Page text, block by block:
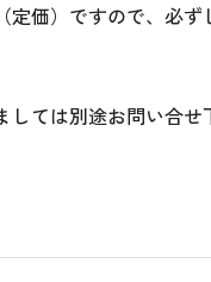
価）ですので、必ず
ては別途お問い合せ